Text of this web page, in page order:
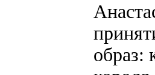
образ: